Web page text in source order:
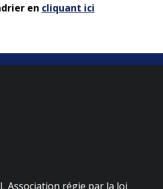
en cliquant ici
Association régie par la loi